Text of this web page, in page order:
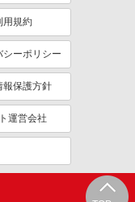
用規約
シーポリシー
報保護方針
運営会社